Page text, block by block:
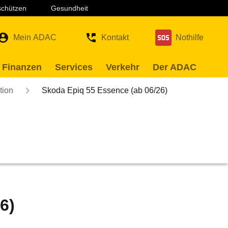
Gesundheit
Mein ADAC Kontakt Nothilfe
Services Verkehr Der ADAC
Skoda Epiq 55 Essence (ab 06/26)